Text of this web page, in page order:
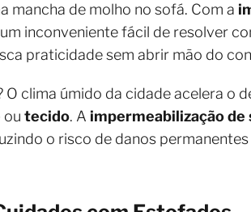
mancha de molho no sofá. Com a
inconveniente fácil de resolver
praticidade sem abrir mão do
clima úmido da cidade acelera o
ou tecido. A impermeabilização de
o risco de danos